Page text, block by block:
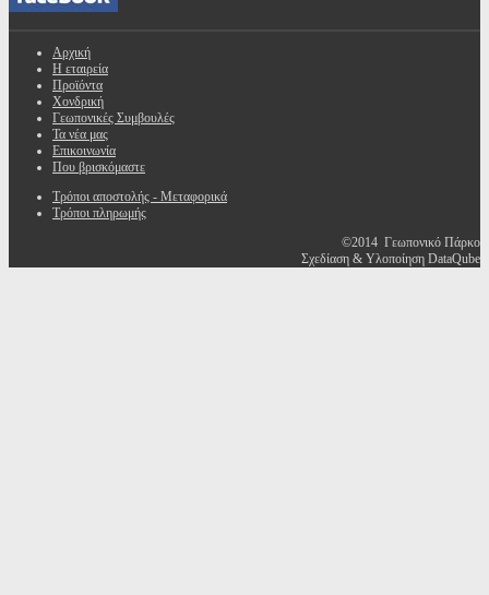
Αρχική
Η εταιρεία
Προϊόντα
Χονδρική
Γεωπονικές Συμβουλές
Τα νέα μας
Επικοινωνία
Που βρισκόμαστε
Τρόποι αποστολής - Μεταφορικά
Τρόποι πληρωμής
©2014 Γεωπονικό Πάρκο
Σχεδίαση & Υλοποίηση DataQube